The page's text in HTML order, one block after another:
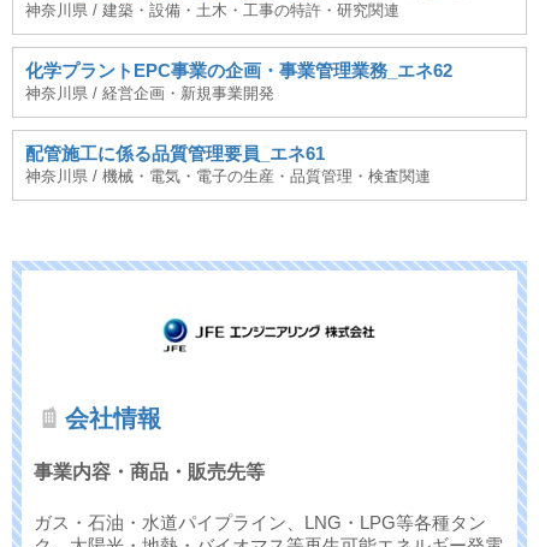
神奈川県 / 建築・設備・土木・工事の特許・研究関連
化学プラントEPC事業の企画・事業管理業務_エネ62
神奈川県 / 経営企画・新規事業開発
配管施工に係る品質管理要員_エネ61
神奈川県 / 機械・電気・電子の生産・品質管理・検査関連
会社情報
事業内容・商品・販売先等
ガス・石油・水道パイプライン、LNG・LPG等各種タン